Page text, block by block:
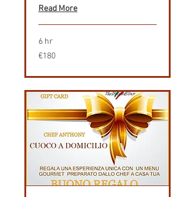
Read More
6 hr
180
euros
€180